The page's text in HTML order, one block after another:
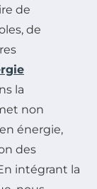
de
de
la
non
énergie,
des
intégrant la